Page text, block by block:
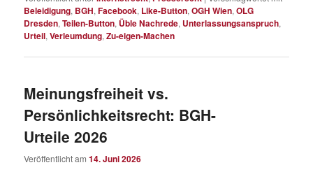
Beleidigung, BGH,Facebook, Like-Button,OGH Wien,OLG
Dresden,Teilen-Button, Üble Nachrede, Unterlassungsanspruch,
Urteil,Verleumdung,Zu-eigen-Machen
Meinungsfreiheit vs.
Persönlichkeitsrecht: BGH-
Urteile 2026
Veröffentlicht am14. Juni 2026